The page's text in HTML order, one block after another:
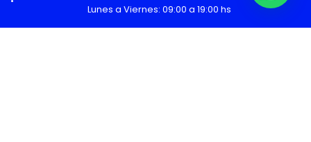
Lunes a Viernes: 09:00 a 19:00 hs